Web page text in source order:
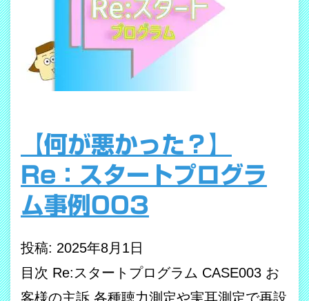
【何が悪かった？】
Re：スタートプログラ
ム事例003
投稿: 2025年8月1日
目次 Re:スタートプログラム CASE003 お
客様の主訴 各種聴力測定や実耳測定で再設